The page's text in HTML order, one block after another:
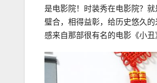
是电影院！时装秀在电影院？
璧合，相得益彰，给历史悠久
感来自那部很有名的电影《小丑